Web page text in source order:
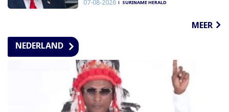
07-08-2026 SURINAME HERALD
MEER
NEDERLAND